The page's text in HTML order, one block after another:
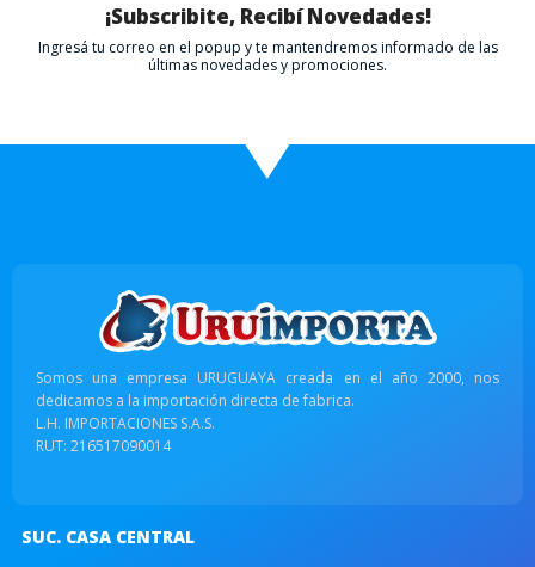
¡Subscribite, Recibí Novedades!
Ingresá tu correo en el popup y te mantendremos informado de las
últimas novedades y promociones.
Somos una empresa URUGUAYA creada en el año 2000, nos
dedicamos a la importación directa de fabrica.
L.H. IMPORTACIONES S.A.S.
RUT: 216517090014
SUC. CASA CENTRAL